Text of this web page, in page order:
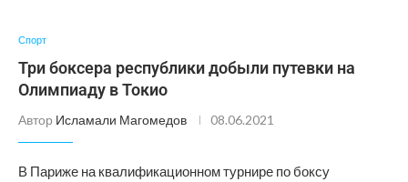
Спорт
Три боксера республики добыли путевки на
Олимпиаду в Токио
Автор Исламали Магомедов 08.06.2021
В Париже на квалификационном турнире по боксу